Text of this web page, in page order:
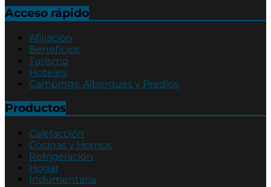
Acceso rápido
Afiliación
Beneficios
Turismo
Hoteles
Campings, Albergues y Predios
Productos
Calefacción
Cocinas y Hornos
Refrigeración
Hogar
Indumentaria